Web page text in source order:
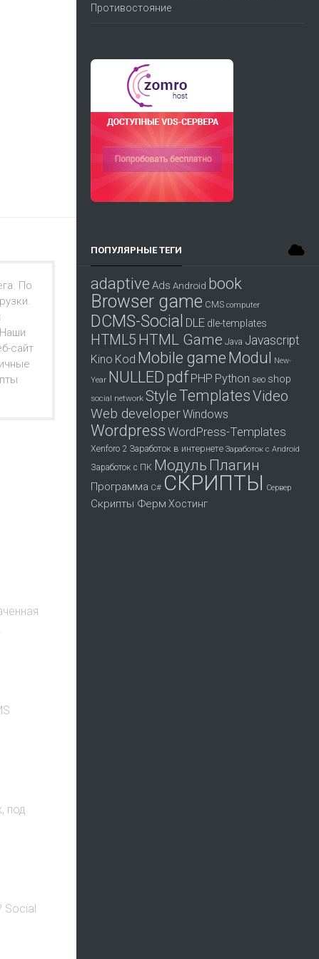
По
сайт
под
Social
Противостояние
ПОПУЛЯРНЫЕ ТЕГИ
adaptive Ads Android book
Browser game CMS computer
DCMS-Social DLE dle-templates
HTML5 HTML Game Java Javascript
Kino Kod Mobile gameModul New-
Year NULLED pdf PHP Python seo shop
social network StyleTemplatesVideo
Web developerWindows
Wordpress WordPress-Templates
Xenforo 2 Заработок в интернете Заработок с Android
Заработок с ПК Модуль Плагин
Программа С# СКРИПТЫ Сервер
Скрипты Ферм Хостинг